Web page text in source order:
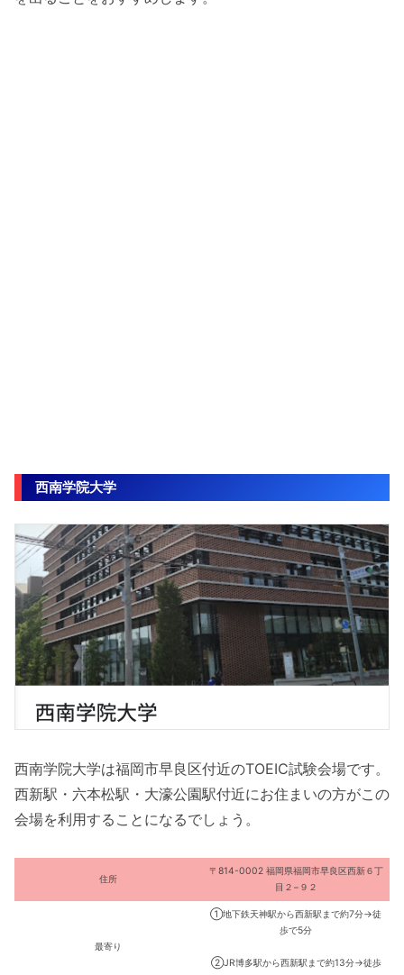
西南学院大学
西南学院大学は福岡市早良区付近のTOEIC試験会場です。
西新駅・六本松駅・大濠公園駅付近にお住まいの方がこの
会場を利用することになるでしょう。
住所
〒814-0002 福岡県福岡市早良区西新６丁
目２−９２
最寄り
①地下鉄天神駅から西新駅まで約7分→徒
歩で5分
②JR博多駅から西新駅まで約13分→徒歩